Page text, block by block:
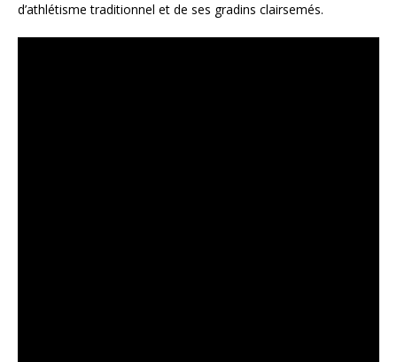
d’athlétisme traditionnel et de ses gradins clairsemés.